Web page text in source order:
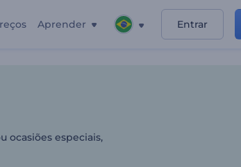
Aprender Entrar
ocasiões especiais,